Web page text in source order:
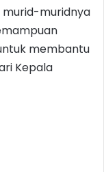
murid-muridnya
membantu
Kepala